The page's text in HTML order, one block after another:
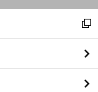
閉
る
新
し
い
ウ
ィ